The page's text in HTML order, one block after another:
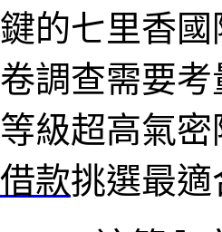
的七里香國
調查需要
級超高氣
款挑選最